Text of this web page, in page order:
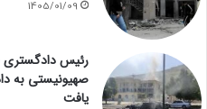
1405/01/09
رئیس دادگستری
یافت